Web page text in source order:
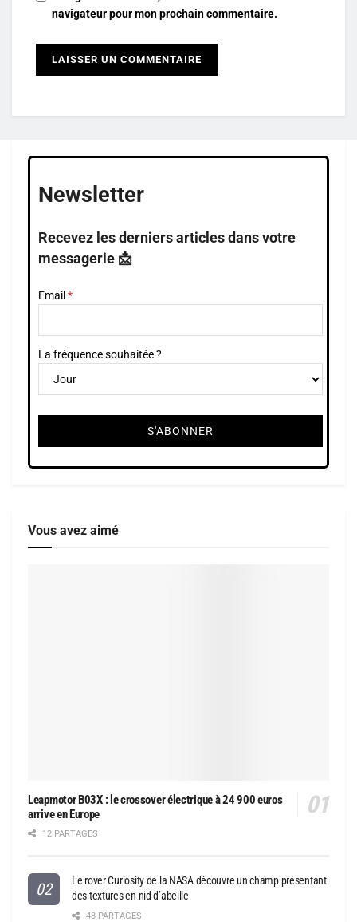
navigateur pour mon prochain commentaire.
Newsletter
Recevez les derniers articles dans votre
messagerie 📩
Email
La fréquence souhaitée ?
Vous avez aimé
Leapmotor B03X : le crossover électrique à 24 900 euros
arrive en Europe
12 PARTAGES
Le rover Curiosity de la NASA découvre un champ présentant
des textures en nid d’abeille
48 PARTAGES